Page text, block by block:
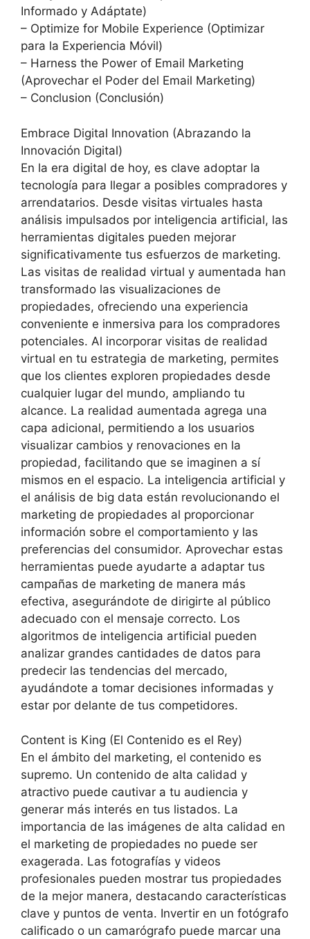
Informado y Adáptate)
– Optimize for Mobile Experience (Optimizar
para la Experiencia Móvil)
– Harness the Power of Email Marketing
(Aprovechar el Poder del Email Marketing)
– Conclusion (Conclusión)
Embrace Digital Innovation (Abrazando la
Innovación Digital)
En la era digital de hoy, es clave adoptar la
tecnología para llegar a posibles compradores y
arrendatarios. Desde visitas virtuales hasta
análisis impulsados por inteligencia artificial, las
herramientas digitales pueden mejorar
significativamente tus esfuerzos de marketing.
Las visitas de realidad virtual y aumentada han
transformado las visualizaciones de
propiedades, ofreciendo una experiencia
conveniente e inmersiva para los compradores
potenciales. Al incorporar visitas de realidad
virtual en tu estrategia de marketing, permites
que los clientes exploren propiedades desde
cualquier lugar del mundo, ampliando tu
alcance. La realidad aumentada agrega una
capa adicional, permitiendo a los usuarios
visualizar cambios y renovaciones en la
propiedad, facilitando que se imaginen a sí
mismos en el espacio. La inteligencia artificial y
el análisis de big data están revolucionando el
marketing de propiedades al proporcionar
información sobre el comportamiento y las
preferencias del consumidor. Aprovechar estas
herramientas puede ayudarte a adaptar tus
campañas de marketing de manera más
efectiva, asegurándote de dirigirte al público
adecuado con el mensaje correcto. Los
algoritmos de inteligencia artificial pueden
analizar grandes cantidades de datos para
predecir las tendencias del mercado,
ayudándote a tomar decisiones informadas y
estar por delante de tus competidores.
Content is King (El Contenido es el Rey)
En el ámbito del marketing, el contenido es
supremo. Un contenido de alta calidad y
atractivo puede cautivar a tu audiencia y
generar más interés en tus listados. La
importancia de las imágenes de alta calidad en
el marketing de propiedades no puede ser
exagerada. Las fotografías y videos
profesionales pueden mostrar tus propiedades
de la mejor manera, destacando características
clave y puntos de venta. Invertir en un fotógrafo
calificado o un camarógrafo puede marcar una